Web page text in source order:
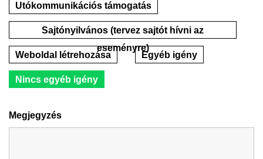
Utókommunikációs támogatás
Sajtónyilvános (tervez sajtót hívni az
eseményre)
Weboldal létrehozása Egyéb igény
Nincs egyéb igény
Megjegyzés